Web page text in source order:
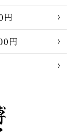
円
円